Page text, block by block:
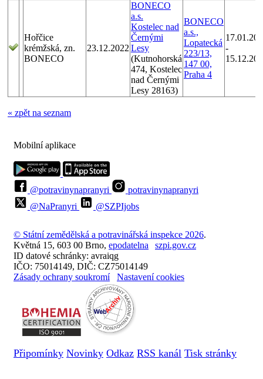
Hořčice
krémžská, zn.
BONECO
23.12.2022
BONECO
a.s.
Kostelec nad
Černými
Lesy
(Kutnohorská
474, Kostelec
nad Černými
Lesy 28163)
BONECO
a.s.,
Lopatecká
223/13,
147 00,
Praha 4
-
« zpět na seznam
Mobilní aplikace
@potravinynapranyri
potravinynapranyri
@NaPranyri
@SZPIjobs
© Státní zemědělská a potravinářská inspekce 2026.
Květná 15, 603 00 Brno, epodatelna
szpi.gov.cz
ID datové schránky: avraiqg
IČO: 75014149, DIČ: CZ75014149
Zásady ochrany soukromí
Nastavení cookies
Připomínky Novinky Odkaz RSS kanál Tisk stránky